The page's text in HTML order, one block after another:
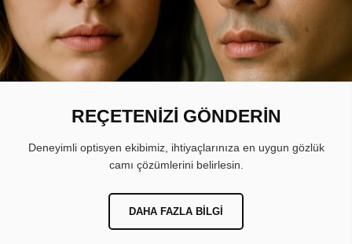
REÇETENİZİ GÖNDERİN
Deneyimli optisyen ekibimiz, ihtiyaçlarınıza en uygun gözlük
camı çözümlerini belirlesin.
DAHA FAZLA BILGI